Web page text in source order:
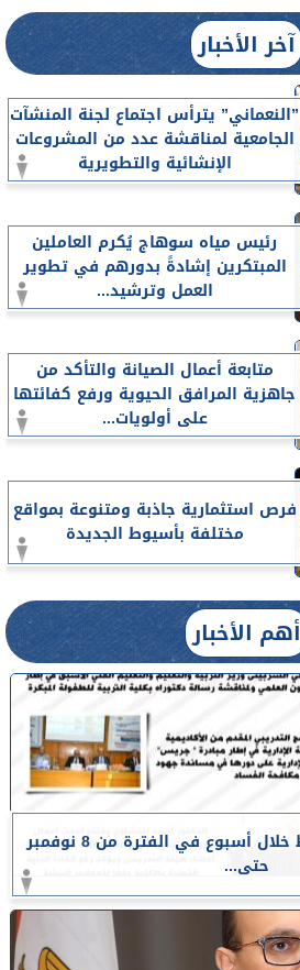
آخر الأخبار
”النعماني” يترأس اجتماع لجنة المنشآت
الجامعية لمناقشة عدد من المشروعات
الإنشائية والتطويرية
رئيس مياه سوهاج يُكرم العاملين
المبتكرين إشادةً بدورهم في تطوير
العمل وترشيد...
متابعة أعمال الصيانة والتأكد من
جاهزية المرافق الحيوية ورفع كفائتها
على أولويات...
فرص استثمارية جاذبة ومتنوعة بمواقع
مختلفة بأسيوط الجديدة
أهم الأخبار
أبرز أخبار جامعة أسيوط خلال أسبوع في الفترة من 8 نوفمبر
حتى...